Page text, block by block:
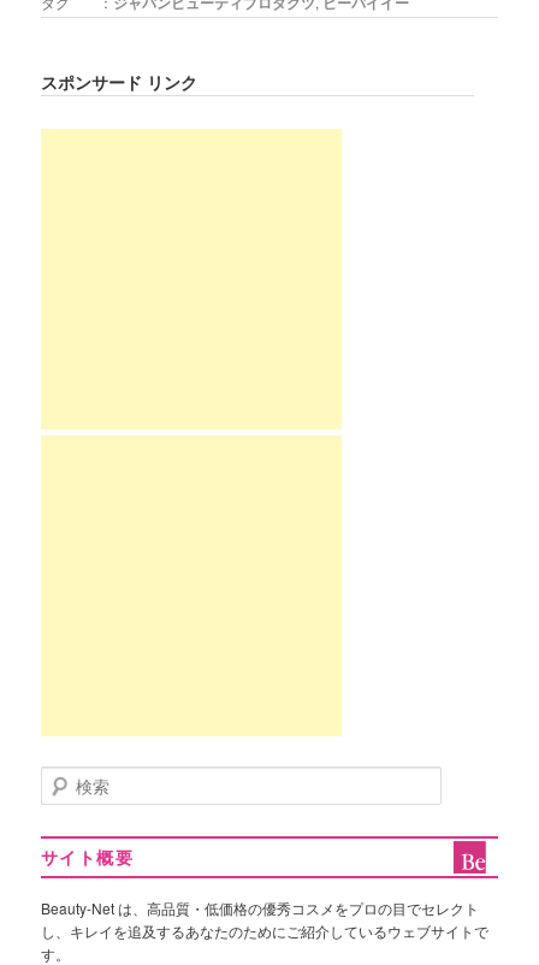
スポンサード リンク
検
索
サイト概要
Beauty-Net は、高品質・低価格の優秀コスメをプロの目でセレクト
し、キレイを追及するあなたのためにご紹介しているウェブサイトで
す。